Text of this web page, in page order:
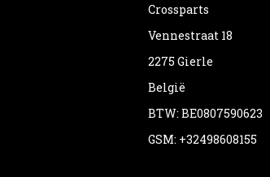
Crossparts
Vennestraat 18
2275 Gierle
België
BTW: BE0807590623
GSM: +32498608155